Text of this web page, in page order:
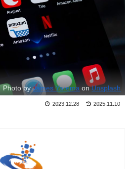
Photo byJames Yarema onUnsplash
2023.12.28 2025.11.10